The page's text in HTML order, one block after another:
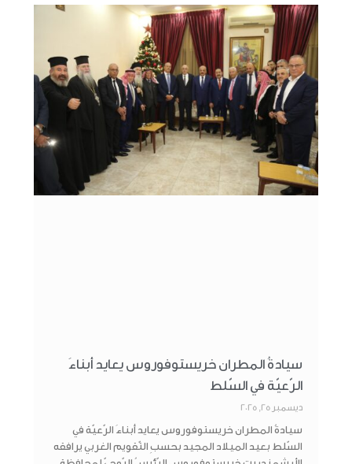
سيادةُ المطران خريستوفوروس يعايد أبناءَ
الرّعيّة في السّلط
ديسمبر 25, 2025
سيادةُ المطران خريستوفوروس يعايد أبناءَ الرّعيّة في
السّلط بعيد الميلاد المجيد بحسبِ التّقويم الغربي يرافقه